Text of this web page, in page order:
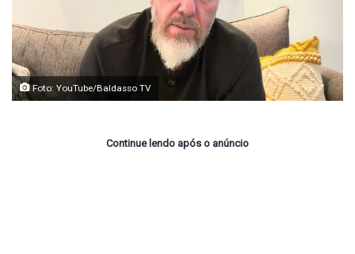
Foto: YouTube/Baldasso TV
Continue lendo após o anúncio